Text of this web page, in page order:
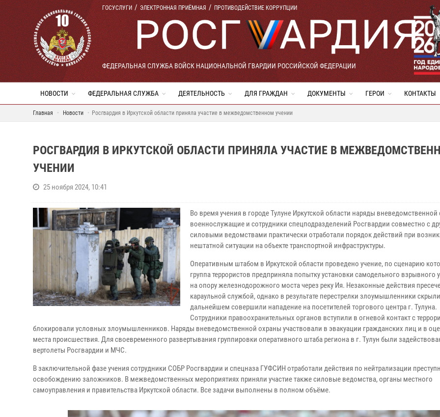
ГОСУСЛУГИ ЭЛЕКТРОННАЯ ПРИЁМНАЯ ПРОТИВОДЕЙСТВИЕ КОРРУПЦИИ
ФЕДЕРАЛЬНАЯ СЛУЖБА ВОЙСК НАЦИОНАЛЬНОЙ ГВАРДИИ РОССИЙСКОЙ ФЕДЕРАЦИИ
НОВОСТИ ФЕДЕРАЛЬНАЯ СЛУЖБА ДЕЯТЕЛЬНОСТЬ ДЛЯ ГРАЖДАН ДОКУМЕНТЫ ГЕРОИ КОНТАКТЫ
Главная Новости Росгвардия в Иркутской области приняла участие в межведомственном учении
РОСГВАРДИЯ В ИРКУТСКОЙ ОБЛАСТИ ПРИНЯЛА УЧАСТИЕ В
УЧЕНИИ
25 ноября 2024, 10:41
Во время учения в городе Тулуне Иркутской области наряды
военнослужащие и сотрудники спецподразделений Росгвардии совместно с
силовыми ведомствами практически отработали порядок действий при
нештатной ситуации на объекте транспортной инфраструктуры.
Оперативным штабом в Иркутской области проведено учение, по сценарию
группа террористов предприняла попытку установки самодельного взрывного
на опору железнодорожного моста через реку Ия. Незаконные действия
караульной службой, однако в результате перестрелки злоумышленники
дальнейшем совершили нападение на посетителей торгового центра г. Тулуна.
Сотрудники правоохранительных органов вступили в огневой контакт с
блокировали условных злоумышленников. Наряды вневедомственной охраны участвовали в эвакуации гражданских лиц и в
места происшествия. Для своевременного развертывания группировки оперативного штаба региона в г. Тулун были
вертолеты Росгвардии и МЧС.
В заключительной фазе учения сотрудники СОБР Росгвардии и спецназа ГУФСИН отработали действия по нейтрализации
освобождению заложников. В межведомственных мероприятиях приняли участие также силовые ведомства, органы местного
самоуправления и правительства Иркутской области. Все задачи выполнены в полном объёме.